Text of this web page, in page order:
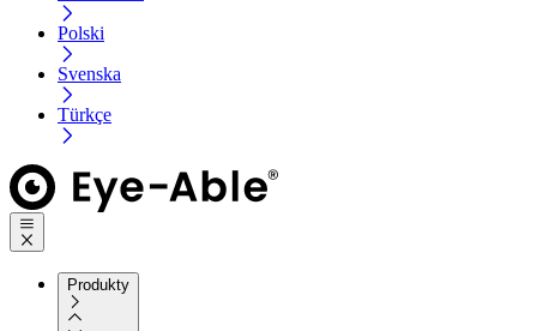
Polski
Svenska
Türkçe
Produkty